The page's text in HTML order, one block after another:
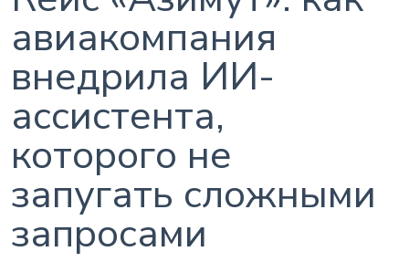
авиакомпания
внедрила ИИ-
ассистента,
которого не
запугать сложными
запросами